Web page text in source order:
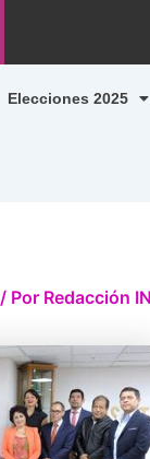
Elecciones 2025
/ Por Redacción